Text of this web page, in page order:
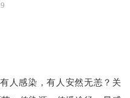
人感染，有人安然无恙？关